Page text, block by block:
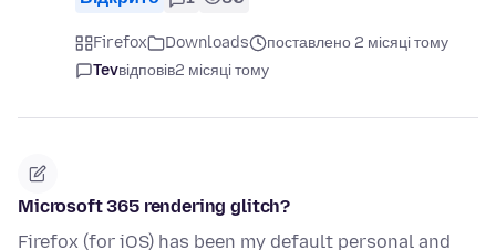
Firefox Downloads
поставлено 2 місяці тому
Tevвідповів2 місяці тому
Microsoft 365 rendering glitch?
Firefox (for iOS) has been my default personal and